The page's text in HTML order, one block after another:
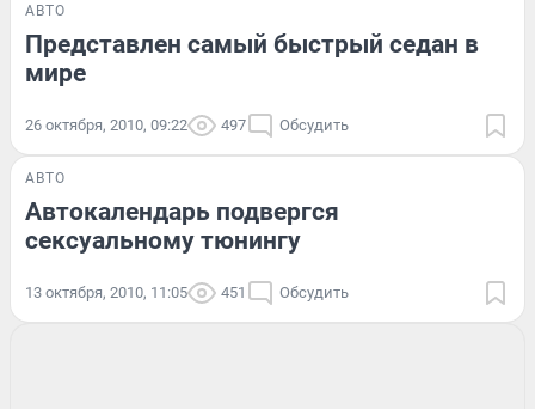
АВТО
Представлен самый быстрый седан в
мире
26 октября, 2010, 09:22 497 Обсудить
АВТО
Автокалендарь подвергся
сексуальному тюнингу
13 октября, 2010, 11:05 451 Обсудить